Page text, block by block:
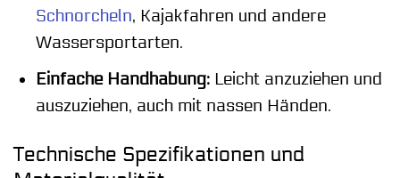
Schnorcheln, Kajakfahren und andere
Wassersportarten.
Einfache Handhabung:Leicht anzuziehen und
auszuziehen, auch mit nassen Händen.
Technische Spezifikationen und